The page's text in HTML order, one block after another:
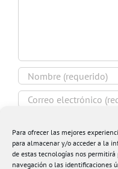
Para ofrecer las mejores
para almacenar y/o acceder a la
de estas tecnologías nos
navegación o las identificaciones
Guardar mi nombre,